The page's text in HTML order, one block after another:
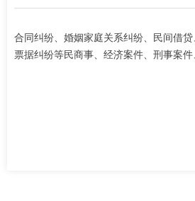
合同纠纷、婚姻家庭关系纠纷、民间借贷
票据纠纷等民商事、经济案件、刑事案